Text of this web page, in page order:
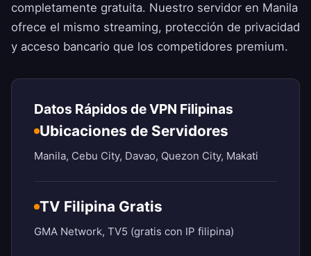
completamente gratuita. Nuestro servidor en Manila
ofrece el mismo streaming, protección de privacidad
y acceso bancario que los competidores premium.
Datos Rápidos de VPN Filipinas
Ubicaciones de Servidores
Manila, Cebu City, Davao, Quezon City, Makati
TV Filipina Gratis
GMA Network, TV5 (gratis con IP filipina)